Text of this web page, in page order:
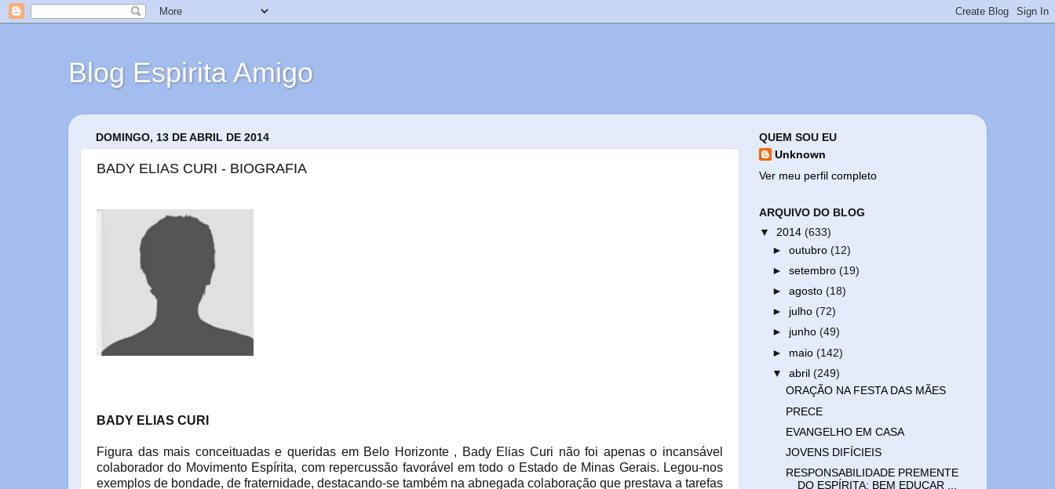
Blog Espirita Amigo
DOMINGO, 13 DE ABRIL DE 2014
BADY ELIAS CURI - BIOGRAFIA
BADY ELIAS CURI
Figura das mais conceituadas e queridas em Belo Horizonte , Bady Elias Curi não foi apenas o incansável
colaborador do Movimento Espírita, com repercussão favorável em todo o Estado de Minas Gerais. Legou-nos
exemplos de bondade, de fraternidade, destacando-se também na abnegada colaboração que prestava a tarefas
QUEM SOU EU
Unknown
Ver meu perfil completo
ARQUIVO DO BLOG
▼ 2014 (633)
►outubro(12)
►setembro(19)
►agosto(18)
► julho(72)
► junho(49)
► maio(142)
▼abril(249)
ORAÇÃO NA FESTA DAS MÃES
PRECE
EVANGELHO EM CASA
JOVENS DIFÍCIEIS
RESPONSABILIDADE PREMENTE
DO ESPÍRITA: BEM EDUCAR ...